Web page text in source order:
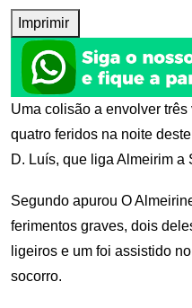
Imprimir
Uma colisão a envolver
quatro feridos na noite
D. Luís, que liga Almeirim a
Segundo apurou O
ferimentos graves, dois
ligeiros e um foi assistido
socorro.